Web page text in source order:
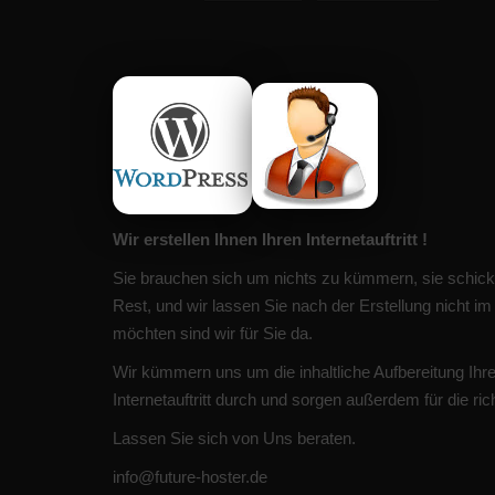
Wir erstellen Ihnen Ihren Internetauftritt !
Sie brauchen sich um nichts zu kümmern, sie
Rest, und wir lassen Sie nach der Erstellung nicht
möchten sind wir für Sie da.
Wir kümmern uns um die inhaltliche Aufbereitung
Internetauftritt durch und sorgen außerdem für die
Lassen Sie sich von Uns beraten.
info@future-hoster.de